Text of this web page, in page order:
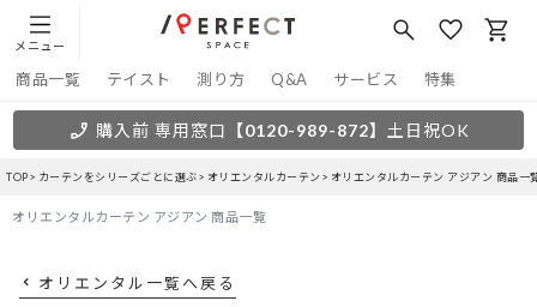
メニュー
商品一覧 テイスト 測り方 Q&A サービス 特集
購入前 専用窓口 【0120-989-872】 土日祝OK
TOP カーテンをシリーズごとに選ぶ オリエンタルカーテン オリエンタルカーテン アジアン 商品一
オリエンタルカーテン アジアン 商品一覧
オリエンタル一覧へ戻る